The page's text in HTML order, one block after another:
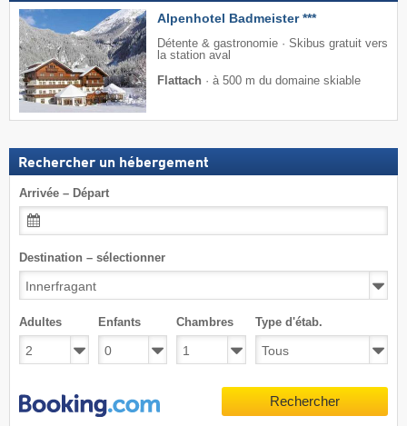
Alpenhotel Badmeister ***
Détente & gastronomie · Skibus gratuit vers
la station aval
Flattach · à 500 m du domaine skiable
Rechercher un hébergement
Arrivée – Départ
Destination – sélectionner
Adultes Enfants Chambres Type d'étab.
Rechercher